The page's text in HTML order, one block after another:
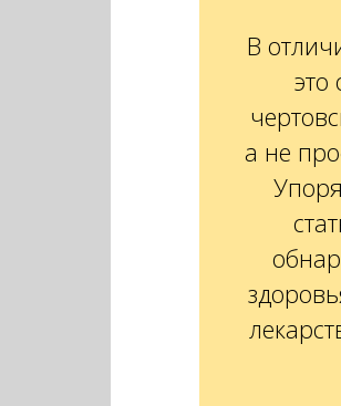
В
это
а не